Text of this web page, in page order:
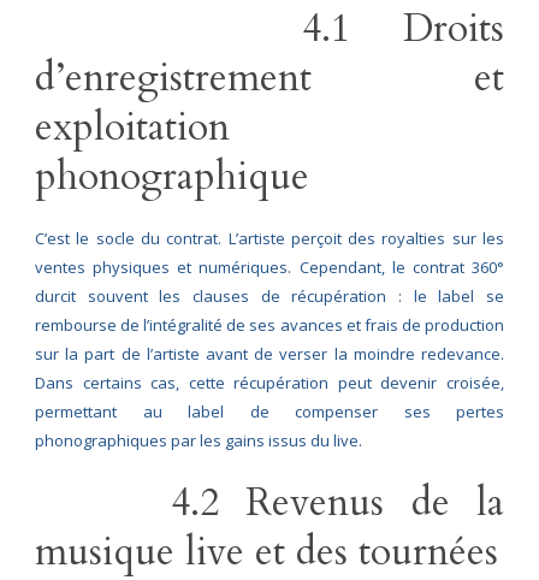
4.1 Droits
d’enregistrement et
exploitation
phonographique
C’est le socle du contrat. L’artiste perçoit des royalties sur les
ventes physiques et numériques. Cependant, le contrat 360°
durcit souvent les clauses de récupération : le label se
rembourse de l’intégralité de ses avances et frais de production
sur la part de l’artiste avant de verser la moindre redevance.
Dans certains cas, cette récupération peut devenir croisée,
permettant au label de compenser ses pertes
phonographiques par les gains issus du live.
4.2 Revenus de la
musique live et des tournées